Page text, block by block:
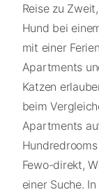
Reise zu
Hund bei
mit einer
Apartments
Katzen
beim
Apartments
Fewo-direkt,
einer Suche.